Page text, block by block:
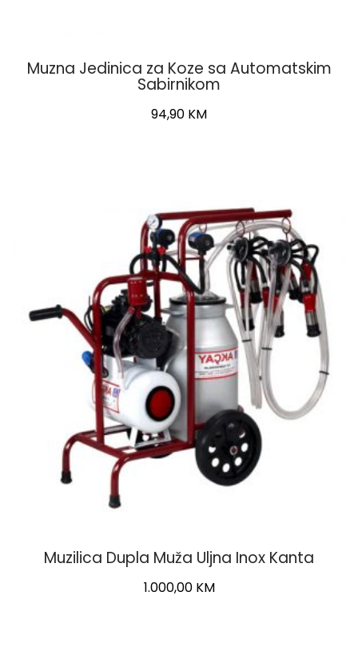
Muzna Jedinica za Koze sa Automatskim
Sabirnikom
94,90 KM
Muzilica Dupla Muža Uljna Inox Kanta
1.000,00 KM